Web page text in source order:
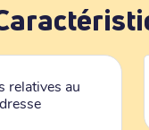
relatives au